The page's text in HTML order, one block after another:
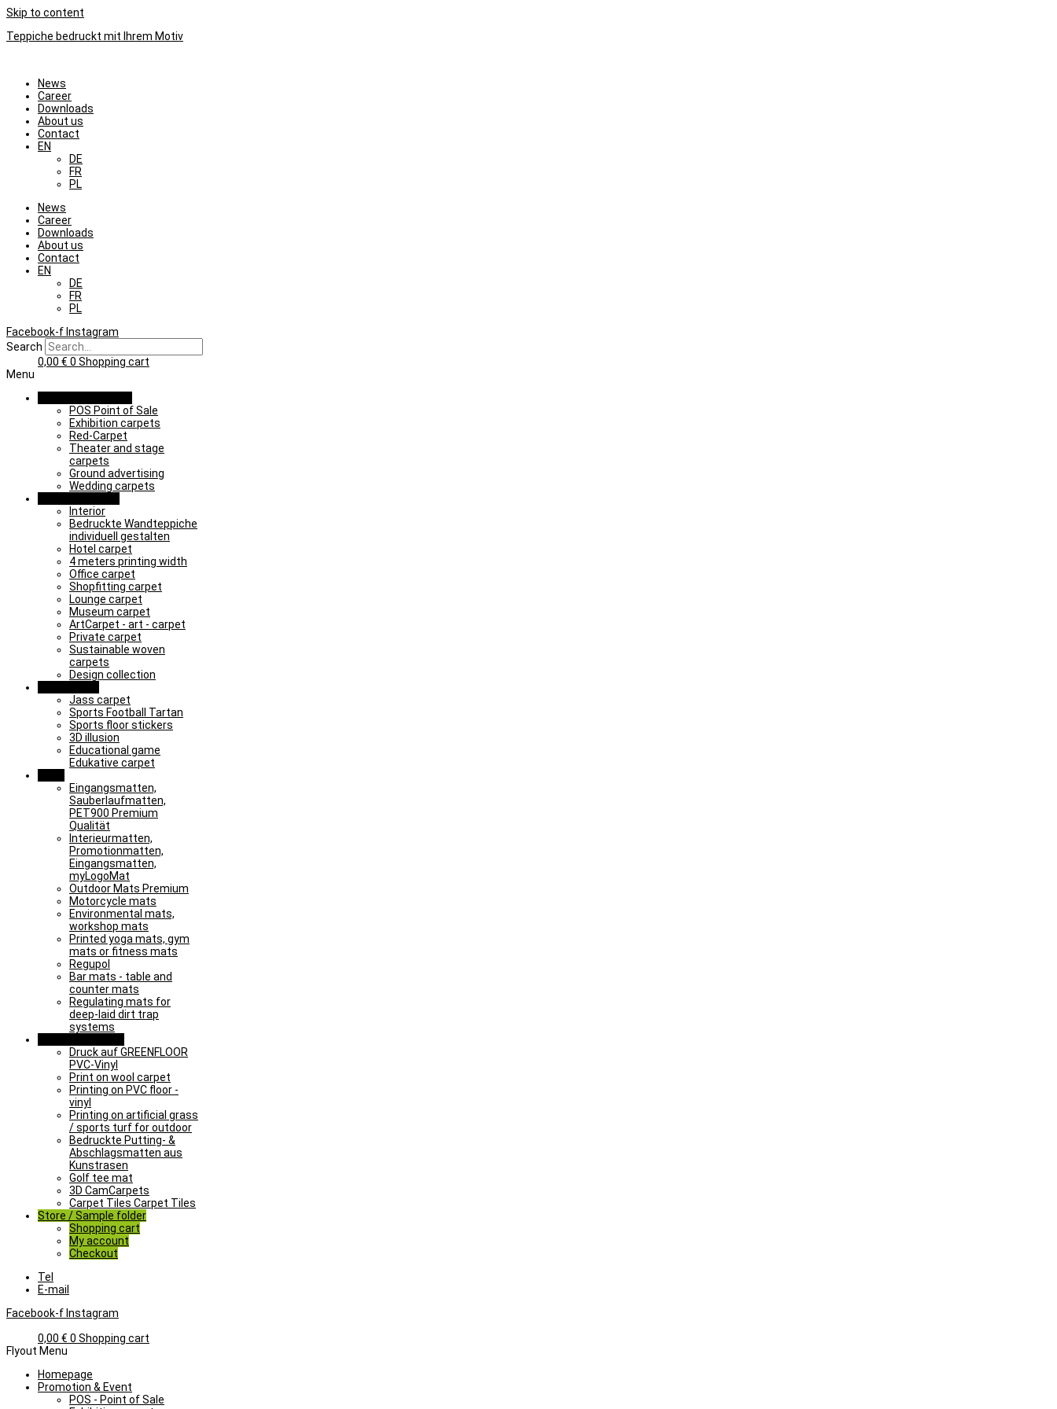
Skip to content
Teppiche bedruckt mit Ihrem Motiv
News
Career
Downloads
About us
Contact
EN
DE
FR
PL
News
Career
Downloads
About us
Contact
EN
DE
FR
PL
Facebook-f Instagram
Search
0,00 € 0 Shopping cart
Menu
POS Point of Sale
Exhibition carpets
Red-Carpet
Theater and stage
carpets
Ground advertising
Wedding carpets
Interior
Bedruckte Wandteppiche
individuell gestalten
Hotel carpet
4 meters printing width
Office carpet
Shopfitting carpet
Lounge carpet
Museum carpet
ArtCarpet - art - carpet
Private carpet
Sustainable woven
carpets
Design collection
Jass carpet
Sports Football Tartan
Sports floor stickers
3D illusion
Educational game
Edukative carpet
Eingangsmatten,
Sauberlaufmatten,
PET900 Premium
Qualität
Interieurmatten,
Promotionmatten,
Eingangsmatten,
myLogoMat
Outdoor Mats Premium
Motorcycle mats
Environmental mats,
workshop mats
Printed yoga mats, gym
mats or fitness mats
Regupol
Bar mats - table and
counter mats
Regulating mats for
deep-laid dirt trap
systems
Druck auf GREENFLOOR
PVC-Vinyl
Print on wool carpet
Printing on PVC floor -
vinyl
Printing on artificial grass
/ sports turf for outdoor
Bedruckte Putting- &
Abschlagsmatten aus
Kunstrasen
Golf tee mat
3D CamCarpets
Carpet Tiles Carpet Tiles
Store / Sample folder
Shopping cart
My account
Checkout
Tel
E-mail
Facebook-f Instagram
0,00 € 0 Shopping cart
Flyout Menu
Homepage
Promotion & Event
POS - Point of Sale